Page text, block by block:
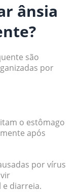
ânsia
são
por
o estômago
após
por vírus
diarreia.